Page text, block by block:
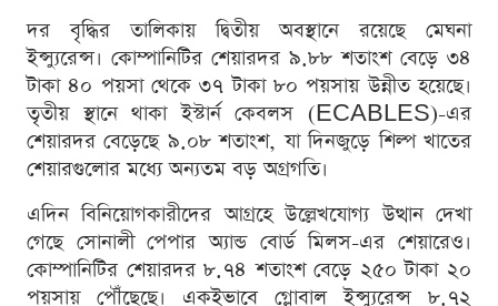
দর বৃদ্ধির তালিকায় দ্বিতীয় অবস্থানে রয়েছে মেঘনা
ইন্স্যুরেন্স। কোম্পানিটির শেয়ারদর ৯.৮৮ শতাংশ বেড়ে ৩৪
টাকা ৪০ পয়সা থেকে ৩৭ টাকা ৮০ পয়সায় উন্নীত হয়েছে।
তৃতীয় স্থানে থাকা ইস্টার্ন কেবলস (ECABLES)-এর
শেয়ারদর বেড়েছে ৯.০৮ শতাংশ, যা দিনজুড়ে শিল্প খাতের
শেয়ারগুলোর মধ্যে অন্যতম বড় অগ্রগতি।
এদিন বিনিয়োগকারীদের আগ্রহে উল্লেখযোগ্য উত্থান দেখা
গেছে সোনালী পেপার অ্যান্ড বোর্ড মিলস-এর শেয়ারেও।
কোম্পানিটির শেয়ারদর ৮.৭৪ শতাংশ বেড়ে ২৫০ টাকা ২০
পয়সায় পৌঁছেছে। একইভাবে গ্লোবাল ইন্স্যুরেন্স ৮.৭২